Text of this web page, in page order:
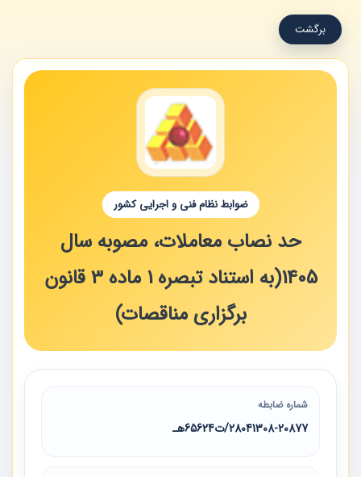
برگشت
ضوابط نظام فنی و اجرایی کشور
حد نصاب معاملات، مصوبه سال
1405(به استناد تبصره 1 ماده 3 قانون
برگزاری مناقصات)
شماره ضابطه
28041308-20877/ت65624هـ